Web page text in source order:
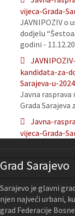
vijeca-Grada-
JAVNIPOZIV o
dodjelu
godini -
kandidata-za-
Sarajeva-u-
Javna rasprava
Grada Sarajeva
Javna-
vijeca-Grada-
Grad Sarajevo
Sarajevo je glavni
njen najveći urbani,
grad Federacije